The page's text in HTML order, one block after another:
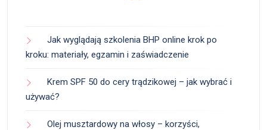
Jak wyglądają szkolenia BHP online krok po
kroku: materiały, egzamin i zaświadczenie
Krem SPF 50 do cery trądzikowej – jak wybrać i
używać?
Olej musztardowy na włosy – korzyści,